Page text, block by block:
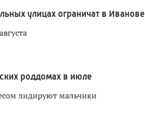
улицах ограничат в Иванове
роддомах в июле
лидируют мальчики